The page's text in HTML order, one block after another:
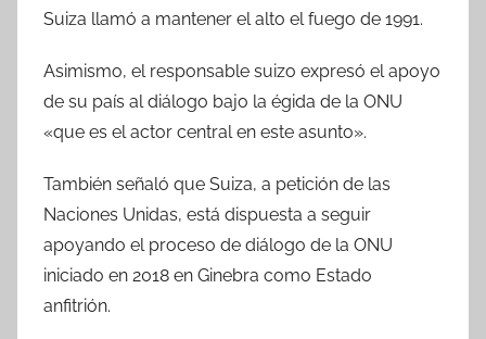
Suiza llamó a mantener el alto el fuego de 1991.
Asimismo, el responsable suizo expresó el apoyo
de su país al diálogo bajo la égida de la ONU
«que es el actor central en este asunto».
También señaló que Suiza, a petición de las
Naciones Unidas, está dispuesta a seguir
apoyando el proceso de diálogo de la ONU
iniciado en 2018 en Ginebra como Estado
anfitrión.